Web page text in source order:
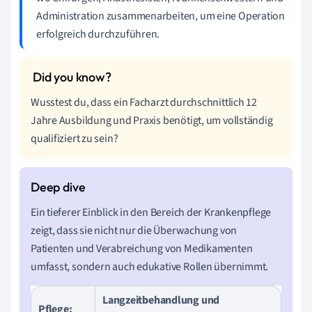
Administration zusammenarbeiten, um eine Operation
erfolgreich durchzuführen.
Wusstest du, dass ein Facharzt durchschnittlich 12
Jahre Ausbildung und Praxis benötigt, um vollständig
qualifiziert zu sein?
Ein tieferer Einblick in den Bereich der Krankenpflege
zeigt, dass sie nicht nur die Überwachung von
Patienten und Verabreichung von Medikamenten
umfasst, sondern auch edukative Rollen übernimmt.
Langzeitbehandlung und